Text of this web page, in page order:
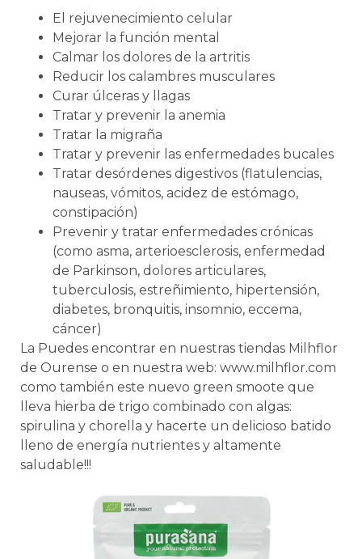
El rejuvenecimiento celular
Mejorar la función mental
Calmar los dolores de la artritis
Reducir los calambres musculares
Curar úlceras y llagas
Tratar y prevenir la anemia
Tratar la migraña
Tratar y prevenir las enfermedades bucales
Tratar desórdenes digestivos (flatulencias,
nauseas, vómitos, acidez de estómago,
constipación)
Prevenir y tratar enfermedades crónicas
(como asma, arterioesclerosis, enfermedad
de Parkinson, dolores articulares,
tuberculosis, estreñimiento, hipertensión,
diabetes, bronquitis, insomnio, eccema,
cáncer)
La Puedes encontrar en nuestras tiendas Milhflor
de Ourense o en nuestra web: www.milhflor.com
como también este nuevo green smoote que
lleva hierba de trigo combinado con algas:
spirulina y chorella y hacerte un delicioso batido
lleno de energía nutrientes y altamente
saludable!!!